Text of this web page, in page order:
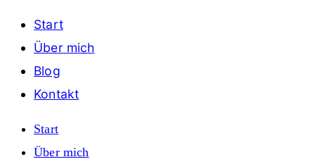
Start
Über mich
Blog
Kontakt
Start
Über mich